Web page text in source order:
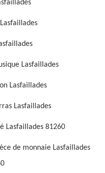
Lasfaillades
Lasfaillades
Lasfaillades
Lasfaillades 81260
de monnaie Lasfaillades